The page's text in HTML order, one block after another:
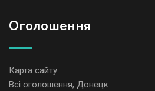
Оголошення
Карта сайту
Всі оголошення, Донецк